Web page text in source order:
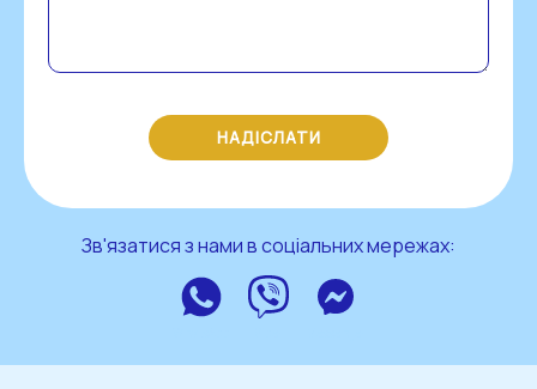
НАДІСЛАТИ
Зв'язатися з нами в соціальних мережах: